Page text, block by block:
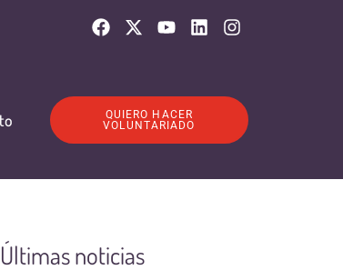
QUIERO HACER
VOLUNTARIADO
Últimas noticias